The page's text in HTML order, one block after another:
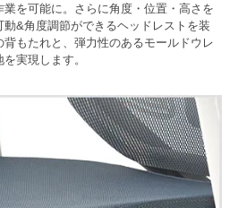
業を可能に。さらに角度・位置・高さを
&角度調節ができるヘッドレストを装
もたれと、弾力性のあるモールドウレ
実現します。